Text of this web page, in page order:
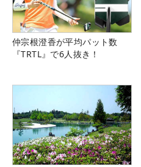
仲宗根澄香が平均パット数
『TRTL』で6人抜き！